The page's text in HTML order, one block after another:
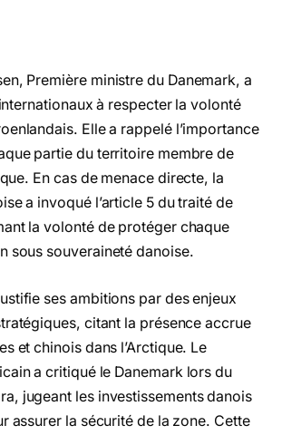
Première ministre du Danemark, a
à respecter la volonté
Elle a rappelé l’importance
partie du territoire membre de
En cas de menace directe, la
a invoqué l’article 5 du traité de
la volonté de protéger chaque
sous souveraineté danoise.
ses ambitions par des enjeux
citant la présence accrue
et chinois dans l’Arctique. Le
a critiqué le Danemark lors du
jugeant les investissements danois
assurer la sécurité de la zone. Cette